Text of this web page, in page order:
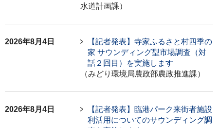
水道計画課）
2026年8月4日
【記者発表】寺家ふるさと村四季の
家 サウンディング型市場調査（対
話２回目）を実施します
（みどり環境局農政部農政推進課）
2026年8月4日
【記者発表】臨港パーク来街者施設
利活用についてのサウンディング調